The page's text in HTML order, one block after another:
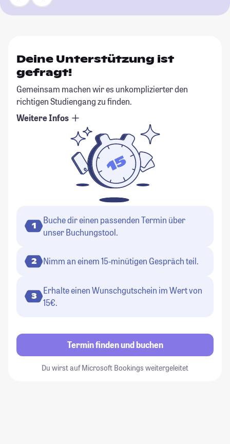
Deine Unterstützung ist
gefragt!
Gemeinsam machen wir es unkomplizierter den
richtigen Studiengang zu finden.
Weitere Infos
1
Buche dir einen passenden Termin über
unser Buchungstool.
2 Nimm an einem 15-minütigen Gespräch teil.
3
Erhalte einen Wunschgutschein im Wert von
15€.
Termin finden und buchen
Du wirst auf Microsoft Bookings weitergeleitet